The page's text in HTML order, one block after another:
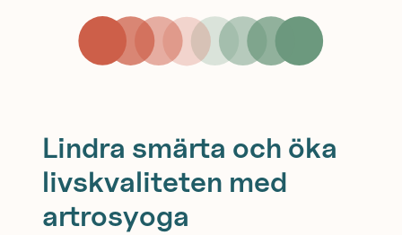
Lindra smärta och öka
livskvaliteten med
artrosyoga